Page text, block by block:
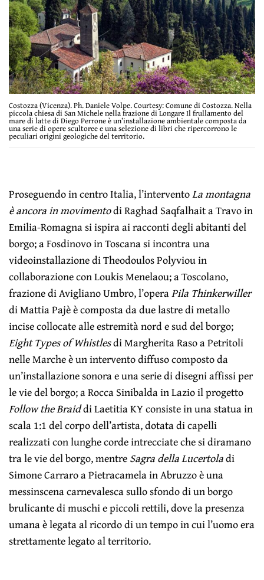
Costozza (Vicenza). Ph. Daniele Volpe. Courtesy: Comune di Costozza. Nella
piccola chiesa di San Michele nella frazione di Longare Il frullamento del
mare di latte di Diego Perrone è un’installazione ambientale composta da
una serie di opere scultoree e una selezione di libri che ripercorrono le
peculiari origini geologiche del territorio.
Proseguendo in centro Italia, l’interventoLa montagna
è ancora in movimentodi Raghad Saqfalhait a Travo in
Emilia-Romagna si ispira ai racconti degli abitanti del
borgo; a Fosdinovo in Toscana si incontra una
videoinstallazione di Theodoulos Polyviou in
collaborazione con Loukis Menelaou; a Toscolano,
frazione di Avigliano Umbro, l’operaPila Thinkerwiller
di Mattia Pajè è composta da due lastre di metallo
incise collocate alle estremità nord e sud del borgo;
Eight Types of Whistlesdi Margherita Raso a Petritoli
nelle Marche è un intervento diffuso composto da
un’installazione sonora e una serie di disegni affissi per
le vie del borgo; a Rocca Sinibalda in Lazio il progetto
Follow the Braiddi Laetitia KY consiste in una statua in
scala 1:1 del corpo dell’artista, dotata di capelli
realizzati con lunghe corde intrecciate che si diramano
tra le vie del borgo, mentreSagra della Lucertoladi
Simone Carraro a Pietracamela in Abruzzo è una
messinscena carnevalesca sullo sfondo di un borgo
brulicante di muschi e piccoli rettili, dove la presenza
umana è legata al ricordo di un tempo in cui l’uomo era
strettamente legato al territorio.